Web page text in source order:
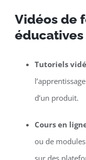
Vidéos de
Tutoriels
d’un produit.
Cours en
ou de